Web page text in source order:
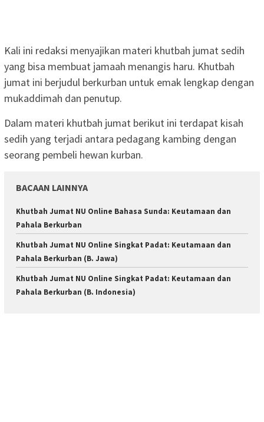
Kali ini redaksi menyajikan materi khutbah jumat sedih
yang bisa membuat jamaah menangis haru. Khutbah
jumat ini berjudul berkurban untuk emak lengkap dengan
mukaddimah dan penutup.
Dalam materi khutbah jumat berikut ini terdapat kisah
sedih yang terjadi antara pedagang kambing dengan
seorang pembeli hewan kurban.
BACAAN LAINNYA
Khutbah Jumat NU Online Bahasa Sunda: Keutamaan dan
Pahala Berkurban
Khutbah Jumat NU Online Singkat Padat: Keutamaan dan
Pahala Berkurban (B. Jawa)
Khutbah Jumat NU Online Singkat Padat: Keutamaan dan
Pahala Berkurban (B. Indonesia)